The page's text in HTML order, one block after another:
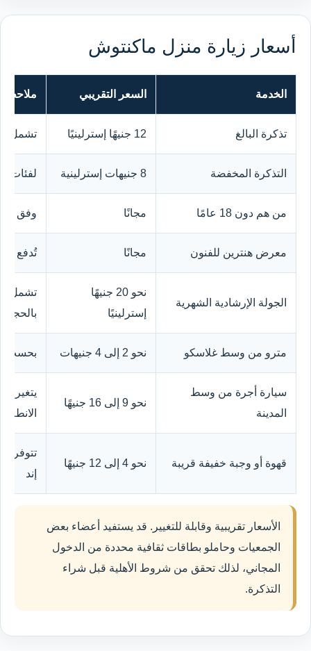
أسعار زيارة منزل ماكنتوش
الخدمة السعر التقريبي
تذكرة البالغ 12 جنيهًا إسترلينيًا تشمل
التذكرة المخفضة 8 جنيهات إسترلينية لفئات
من هم دون 18 عامًا مجانًا وفق
معرض هنترين للفنون مجانًا تُدفع
الجولة الإرشادية الشهرية
نحو 20 جنيهًا
إسترلينيًا
تشمل
بالحجز
مترو من وسط غلاسكو نحو 2 إلى 4 جنيهات بحسب
سيارة أجرة من وسط
المدينة
نحو 9 إلى 16 جنيهًا
يتغير
الانطلاق
قهوة أو وجبة خفيفة قريبة نحو 4 إلى 12 جنيهًا
تتوفر
إند
الأسعار تقريبية وقابلة للتغيير. قد يستفيد أعضاء بعض
الجمعيات وحاملو بطاقات ثقافية محددة من الدخول
المجاني، لذلك تحقق من شروط الأهلية قبل شراء
التذكرة.